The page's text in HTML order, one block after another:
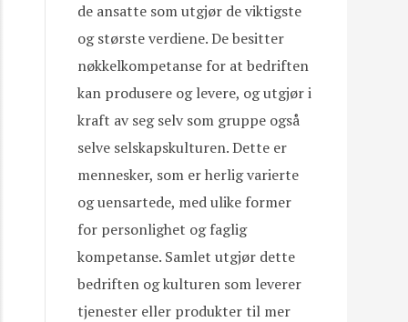
de ansatte som utgjør de viktigste
og største verdiene. De besitter
nøkkelkompetanse for at bedriften
kan produsere og levere, og utgjør i
kraft av seg selv som gruppe også
selve selskapskulturen. Dette er
mennesker, som er herlig varierte
og uensartede, med ulike former
for personlighet og faglig
kompetanse. Samlet utgjør dette
bedriften og kulturen som leverer
tjenester eller produkter til mer